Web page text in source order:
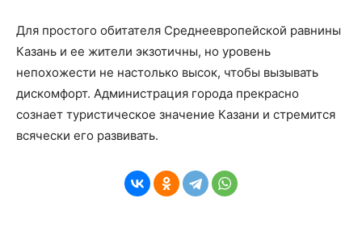
Для простого обитателя Среднеевропейской равнины
Казань и ее жители экзотичны, но уровень
непохожести не настолько высок, чтобы вызывать
дискомфорт. Администрация города прекрасно
сознает туристическое значение Казани и стремится
всячески его развивать.